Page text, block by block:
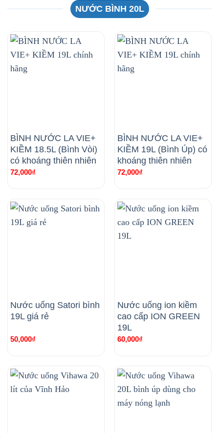
NƯỚC BÌNH 20L
BÌNH NƯỚC LA VIE+
KIỀM 18.5L (Bình Vòi)
có khoáng thiên nhiên
72,000₫
BÌNH NƯỚC LA VIE+
KIỀM 19L (Bình Úp) có
khoáng thiên nhiên
72,000₫
Nước uống Satori bình
19L giá rẻ
50,000₫
Nước uống ion kiềm
cao cấp ION GREEN
19L
60,000₫